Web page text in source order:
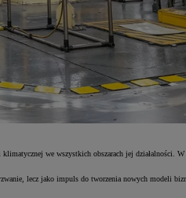
we wszystkich obszarach jej działalności.
lecz jako impuls do tworzenia nowych modeli